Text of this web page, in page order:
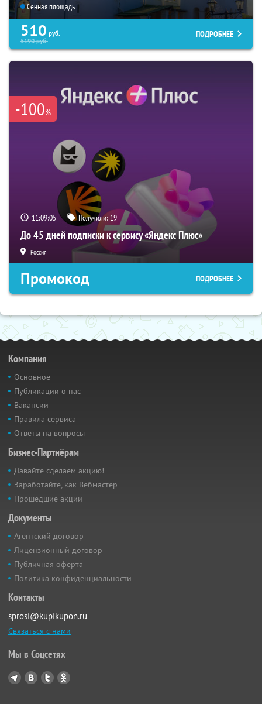
Сенная площадь
510 руб.
5190руб.
ПОДРОБНЕЕ
-100%
11:09:03 Получили: 19
До 45 дней подписки к сервису «Яндекс Плюс»
Россия
Промокод ПОДРОБНЕЕ
Компания
Основное
Публикации о нас
Вакансии
Правила сервиса
Ответы на вопросы
Бизнес-Партнёрам
Давайте сделаем акцию!
Заработайте, как Вебмастер
Прошедшие акции
Документы
Агентский договор
Лицензионный договор
Публичная оферта
Политика конфиденциальности
Контакты
sprosi@kupikupon.ru
Связаться с нами
Мы в Соцсетях